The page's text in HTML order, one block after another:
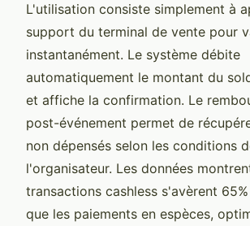
L'utilisation consiste simplement à
support du terminal de vente pour
instantanément. Le système débite
automatiquement le montant du
et affiche la confirmation. Le
post-événement permet de
non dépensés selon les conditions
l'organisateur. Les données
transactions cashless s'avèrent
que les paiements en espèces,